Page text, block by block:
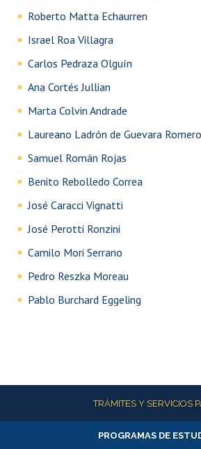
Roberto Matta Echaurren
Israel Roa Villagra
Carlos Pedraza Olguín
Ana Cortés Jullian
Marta Colvin Andrade
Laureano Ladrón de Guevara Romero
Samuel Román Rojas
Benito Rebolledo Correa
José Caracci Vignatti
José Perotti Ronzini
Camilo Mori Serrano
Pedro Reszka Moreau
Pablo Burchard Eggeling
Más informaciónTRÁMITES Y SERVICIOS
Alumnas/os y
PROGRAMAS DE